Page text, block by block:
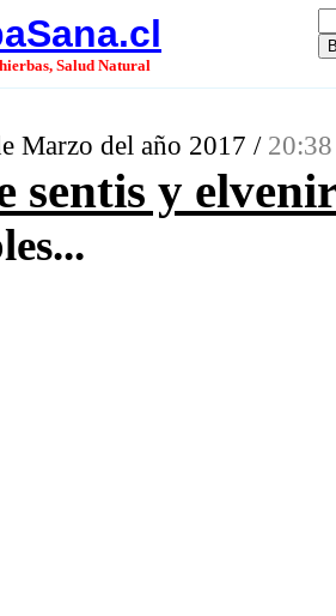
Salud Natural
Marzo del año 2017 /
sentis y